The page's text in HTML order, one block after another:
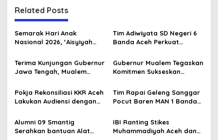
n
a
v
i
g
a
t
i
o
n
Related Posts
Semarak Hari Anak
Nasional 2026, ‘Aisyiyah
Perlombaan Kreatif di
Universitas Ahmad Dahlan
Tim Adiwiyata SD Negeri 6
Banda Aceh Perkuat
Kunjungan Lapangan “FOLU
Goes to School”
Terima Kunjungan Gubernur
Jawa Tengah, Mualem
Daerah
Gubernur Mualem Tegaskan
Komitmen Sukseskan
di Aceh
Pokja Rekonsiliasi KKR Aceh
Lakukan Audiensi dengan
Aceh Bahas Kurikulum
Pendidikan Damai
Tim Rapai Geleng Sanggar
Pocut Baren MAN 1 Banda
Internasional di Malaysia
Alumni 09 Smantig
Serahkan bantuan Alat
IBI Ranting Stikes
Muhammadiyah Aceh dan